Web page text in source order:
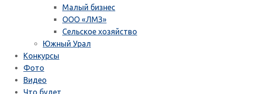
Малый бизнес
ООО «ЛМЗ»
Сельское хозяйство
Южный Урал
Конкурсы
Фото
Видео
Что будет